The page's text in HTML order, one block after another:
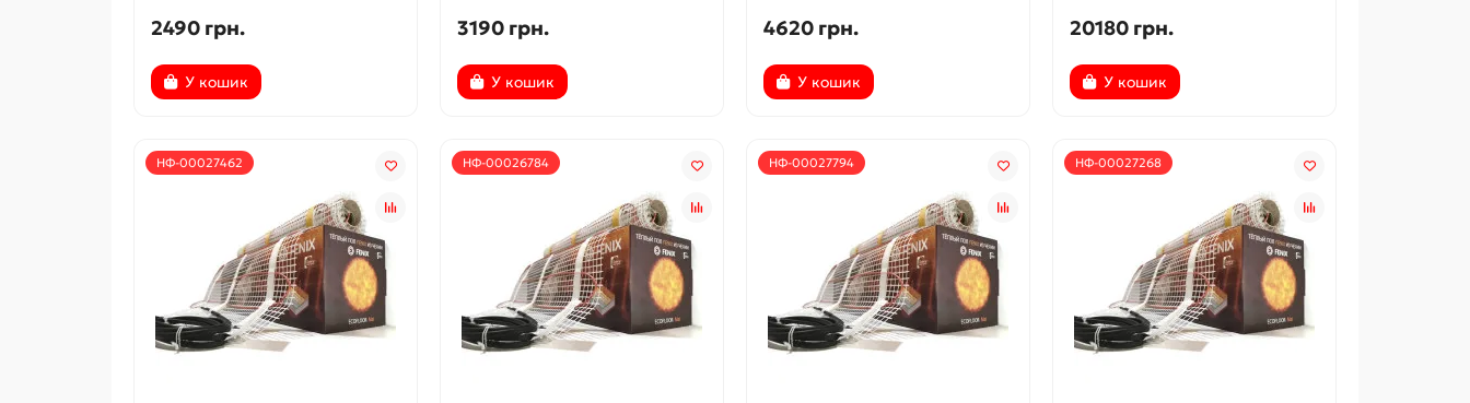
2490 грн.
У кошик
3190 грн.
У кошик
4620 грн.
У кошик
20180 грн.
У кошик
НФ-00027462 НФ-00026784 НФ-00027794 НФ-00027268